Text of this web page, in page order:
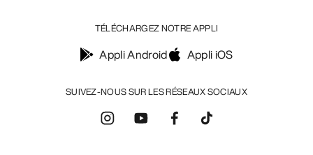
SUIVEZ-NOUS SUR LES RÉSEAUX SOCIAUX
TÉLÉCHARGEZ NOTRE APPLI
Appli Android Appli iOS